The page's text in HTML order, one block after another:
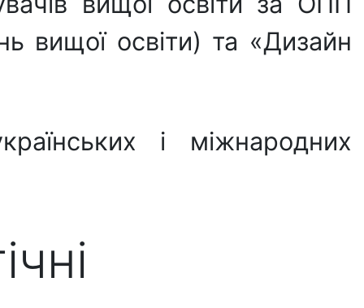
вищої освіти) та «Дизайн
і міжнародних